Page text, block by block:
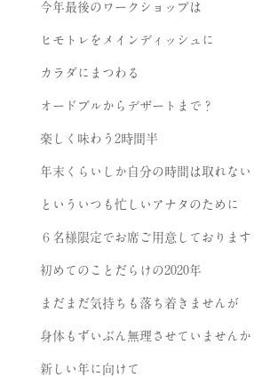
今年最後のワークショップは
ヒモトレをメインディッシュに
カラダにまつわる
オードブルからデザートまで？
楽しく味わう2時間半
年末くらいしか自分の時間は取れない
といういつも忙しいアナタのために
６名様限定でお席ご用意しております
初めてのことだらけの2020年
まだまだ気持ちも落ち着きませんが
身体もずいぶん無理させていませんか
新しい年に向けて